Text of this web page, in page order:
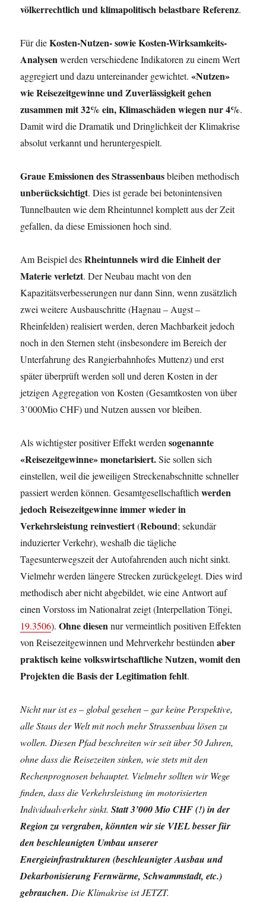
völkerrechtlich und klimapolitisch belastbare Referenz.
Für dieKosten-Nutzen- sowie Kosten-Wirksamkeits-
Analysenwerden verschiedene Indikatoren zu einem Wert
aggregiert und dazu untereinander gewichtet.«Nutzen»
wie Reisezeitgewinne und Zuverlässigkeit gehen
zusammen mit 32% ein, Klimaschäden wiegen nur 4%.
Damit wird die Dramatik und Dringlichkeit der Klimakrise
absolut verkannt und heruntergespielt.
Graue Emissionen des Strassenbausbleiben methodisch
unberücksichtigt. Dies ist gerade bei betonintensiven
Tunnelbauten wie dem Rheintunnel komplett aus der Zeit
gefallen, da diese Emissionen hoch sind.
Am Beispiel desRheintunnels wird die Einheit der
Materie verletzt. Der Neubau macht von den
Kapazitätsverbesserungen nur dann Sinn, wenn zusätzlich
zwei weitere Ausbauschritte (Hagnau – Augst –
Rheinfelden) realisiert werden, deren Machbarkeit jedoch
noch in den Sternen steht (insbesondere im Bereich der
Unterfahrung des Rangierbahnhofes Muttenz) und erst
später überprüft werden soll und deren Kosten in der
jetzigen Aggregation von Kosten (Gesamtkosten von über
3’000Mio CHF) und Nutzen aussen vor bleiben.
Als wichtigster positiver Effekt werdensogenannte
«Reisezeitgewinne» monetarisiert.Sie sollen sich
einstellen, weil die jeweiligen Streckenabschnitte schneller
passiert werden können. Gesamtgesellschaftlichwerden
jedoch Reisezeitgewinne immer wieder in
Verkehrsleistung reinvestiert(Rebound; sekundär
induzierter Verkehr), weshalb die tägliche
Tagesunterwegszeit der Autofahrenden auch nicht sinkt.
Vielmehr werden längere Strecken zurückgelegt. Dies wird
methodisch aber nicht abgebildet, wie eine Antwort auf
einen Vorstoss im Nationalrat zeigt (Interpellation Töngi,
19.3506).Ohne diesennur vermeintlich positiven Effekten
von Reisezeitgewinnen und Mehrverkehr bestündenaber
praktisch keine volkswirtschaftliche Nutzen, womit den
Projekten die Basis der Legitimation fehlt.
Nicht nur ist es – global gesehen – gar keine Perspektive,
alle Staus der Welt mit noch mehr Strassenbau lösen zu
wollen. Diesen Pfad beschreiten wir seit über 50 Jahren,
ohne dass die Reisezeiten sinken, wie stets mit den
Rechenprognosen behauptet. Vielmehr sollten wir Wege
finden, dass die Verkehrsleistung im motorisierten
Individualverkehr sinkt.Statt 3’000 Mio CHF (!) in der
Region zu vergraben, könnten wir sie VIEL besser für
den beschleunigten Umbau unserer
Energieinfrastrukturen (beschleunigter Ausbau und
Dekarbonisierung Fernwärme, Schwammstadt, etc.)
gebrauchen. Die Klimakrise ist JETZT.